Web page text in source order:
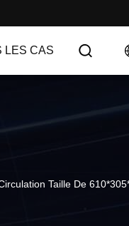
LES CAS
Taille De